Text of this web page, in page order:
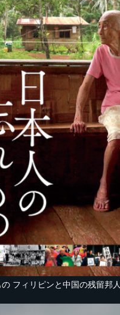
フィリピンと中国の残留邦人